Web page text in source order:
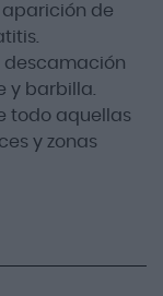
aparición de
descamación
y barbilla.
todo aquellas
y zonas